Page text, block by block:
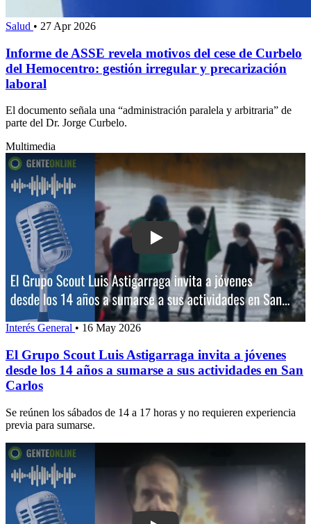
Salud • 27 Apr 2026
Informe de ASSE revela motivos del cese de Curbelo
del Hemocentro: gestión irregular y precarización
laboral
El documento señala una “administración paralela y arbitraria” de
parte del Dr. Jorge Curbelo.
Multimedia
Play: El Grupo Scout Luis
Interés General • 16 May 2026
El Grupo Scout Luis Astigarraga invita a jóvenes
desde los 14 años a sumarse a sus actividades en San
Carlos
Se reúnen los sábados de 14 a 17 horas y no requieren experiencia
previa para sumarse.